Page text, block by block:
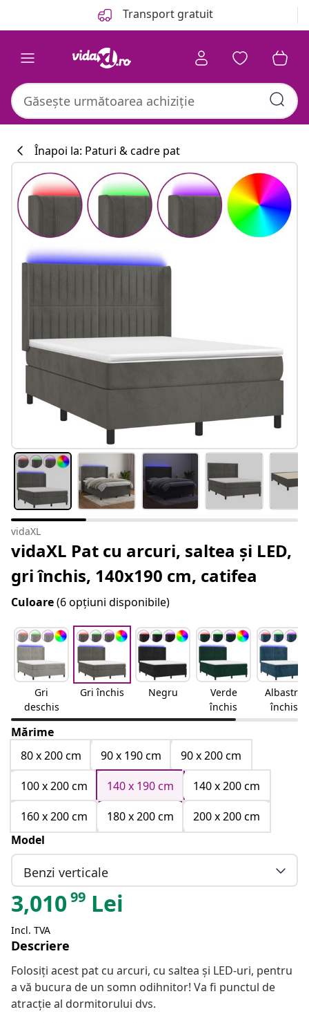
Transport gratuit
Înapoi la: Paturi & cadre pat
vidaXL
vidaXL Pat cu arcuri, saltea și LED,
gri închis, 140x190 cm, catifea
Culoare(6 opțiuni disponibile)
Gri
deschis
Gri închis Negru
Verde
închis
Albastru
închis
Mărime
80 x 200 cm
90 x 190 cm
90 x 200 cm
100 x 200 cm
140 x 190 cm
140 x 200 cm
160 x 200 cm
180 x 200 cm
200 x 200 cm
Model
Benzi verticale
3,01099 Lei
Incl. TVA
Descriere
Folosiți acest pat cu arcuri, cu saltea și LED-uri, pentru
a vă bucura de un somn odihnitor! Va fi punctul de
atracție al dormitorului dvs.